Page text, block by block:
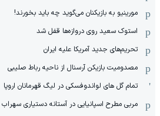
مورینیو به بازیکنان می‌گوید چه باید بخورند!
استوک سعید روی دروازه‌ها قفل شد
تحریم‌های جدید آمریکا علیه ایران
مصدومیت بازیکن آرسنال از ناحیه رباط صلیبی
تمام گل های لواندوفسکی در لیگ قهرمانان اروپا
مربی مطرح اسپانیایی در آستانه دستیاری سهراب